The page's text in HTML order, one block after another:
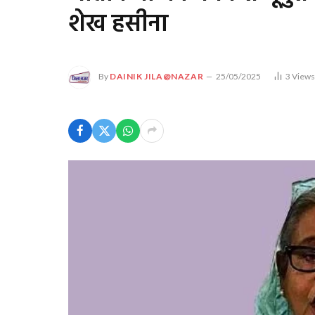
शेख हसीना
By DAINIK JILA@NAZAR 25/05/2025 3Views